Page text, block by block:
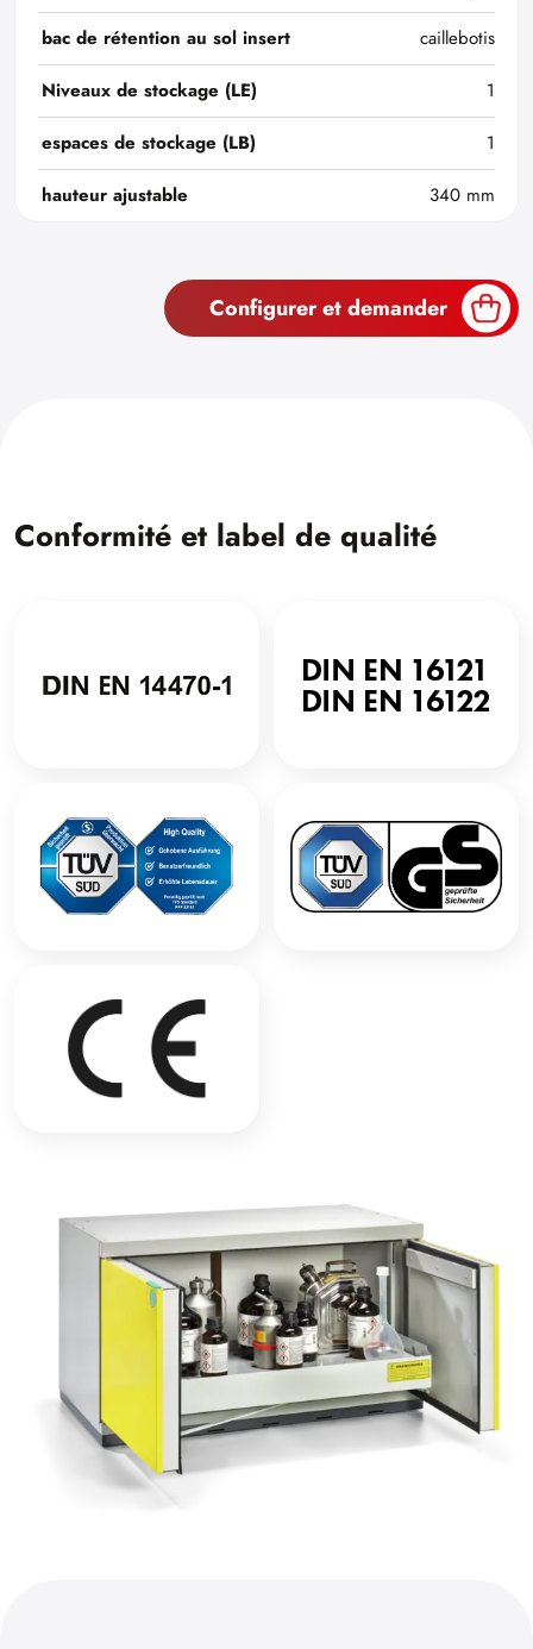
bac de rétention au sol insert
caillebotis
Niveaux de stockage (LE)
1
espaces de stockage (LB)
1
hauteur ajustable
340 mm
Configurer et demander
Conformité et label de qualité